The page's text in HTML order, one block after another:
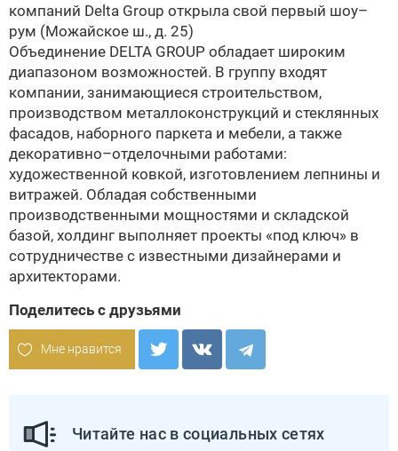
компаний Delta Group открыла свой первый шоу–
рум (Можайское ш., д. 25)
Объединение DELTA GROUP обладает широким
диапазоном возможностей. В группу входят
компании, занимающиеся строительством,
производством металлоконструкций и стеклянных
фасадов, наборного паркета и мебели, а также
декоративно–отделочными работами:
художественной ковкой, изготовлением лепнины и
витражей. Обладая собственными
производственными мощностями и складской
базой, холдинг выполняет проекты «под ключ» в
сотрудничестве с известными дизайнерами и
архитекторами.
Поделитесь с друзьями
Мне нравится
Читайте нас в социальных сетях